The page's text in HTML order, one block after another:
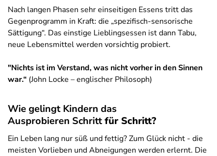
Nach langen Phasen sehr einseitigen Essens tritt das
Gegenprogramm in Kraft: die „spezifisch-sensorische
Sättigung“. Das einstige Lieblingsessen ist dann Tabu,
neue Lebensmittel werden vorsichtig probiert.
"Nichts ist im Verstand, was nicht vorher in den Sinnen
war.“ (John Locke – englischer Philosoph)
Wie gelingt Kindern das
Ausprobieren Schrittfür Schritt?
Ein Leben lang nur süß und fettig? Zum Glück nicht - die
meisten Vorlieben und Abneigungen werden erlernt. Die